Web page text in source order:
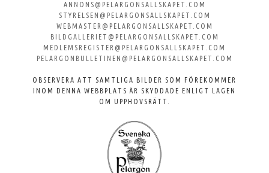
Svenska
Pelargonsällskapet
ANNONS@PELARGONSALLSKAPET.COM
STYRELSEN@PELARGONSALLSKAPET.COM
WEBMASTER@PELARGONSALLSKAPET.COM
BILDGALLERIET@PELARGONSALLSKAPET.COM
MEDLEMSREGISTER@PELARGONSALLSKAPET.COM
PELARGONBULLETINEN@PELARGONSALLSKAPET.COM
OBSERVERA ATT SAMTLIGA BILDER SOM FÖREKOMMER
INOM DENNA WEBBPLATS ÄR SKYDDADE ENLIGT LAGEN
OM UPPHOVSRÄTT.